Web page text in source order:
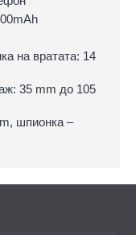
на вратата: 14
35 mm до 105
шпионка –